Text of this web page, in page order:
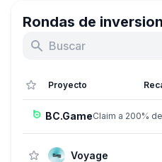
Rondas de inversion
Proyecto
BC.GameClaim a 200%
Voyage